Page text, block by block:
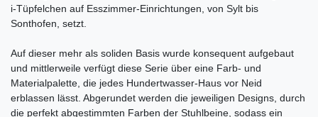
i-Tüpfelchen auf Esszimmer-Einrichtungen, von Sylt bis
Sonthofen, setzt.
Auf dieser mehr als soliden Basis wurde konsequent aufgebaut
und mittlerweile verfügt diese Serie über eine Farb- und
Materialpalette, die jedes Hundertwasser-Haus vor Neid
erblassen lässt. Abgerundet werden die jeweiligen Designs, durch
die perfekt abgestimmten Farben der Stuhlbeine, sodass ein